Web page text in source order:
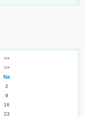
>>
>>
Ne
2
9
16
23